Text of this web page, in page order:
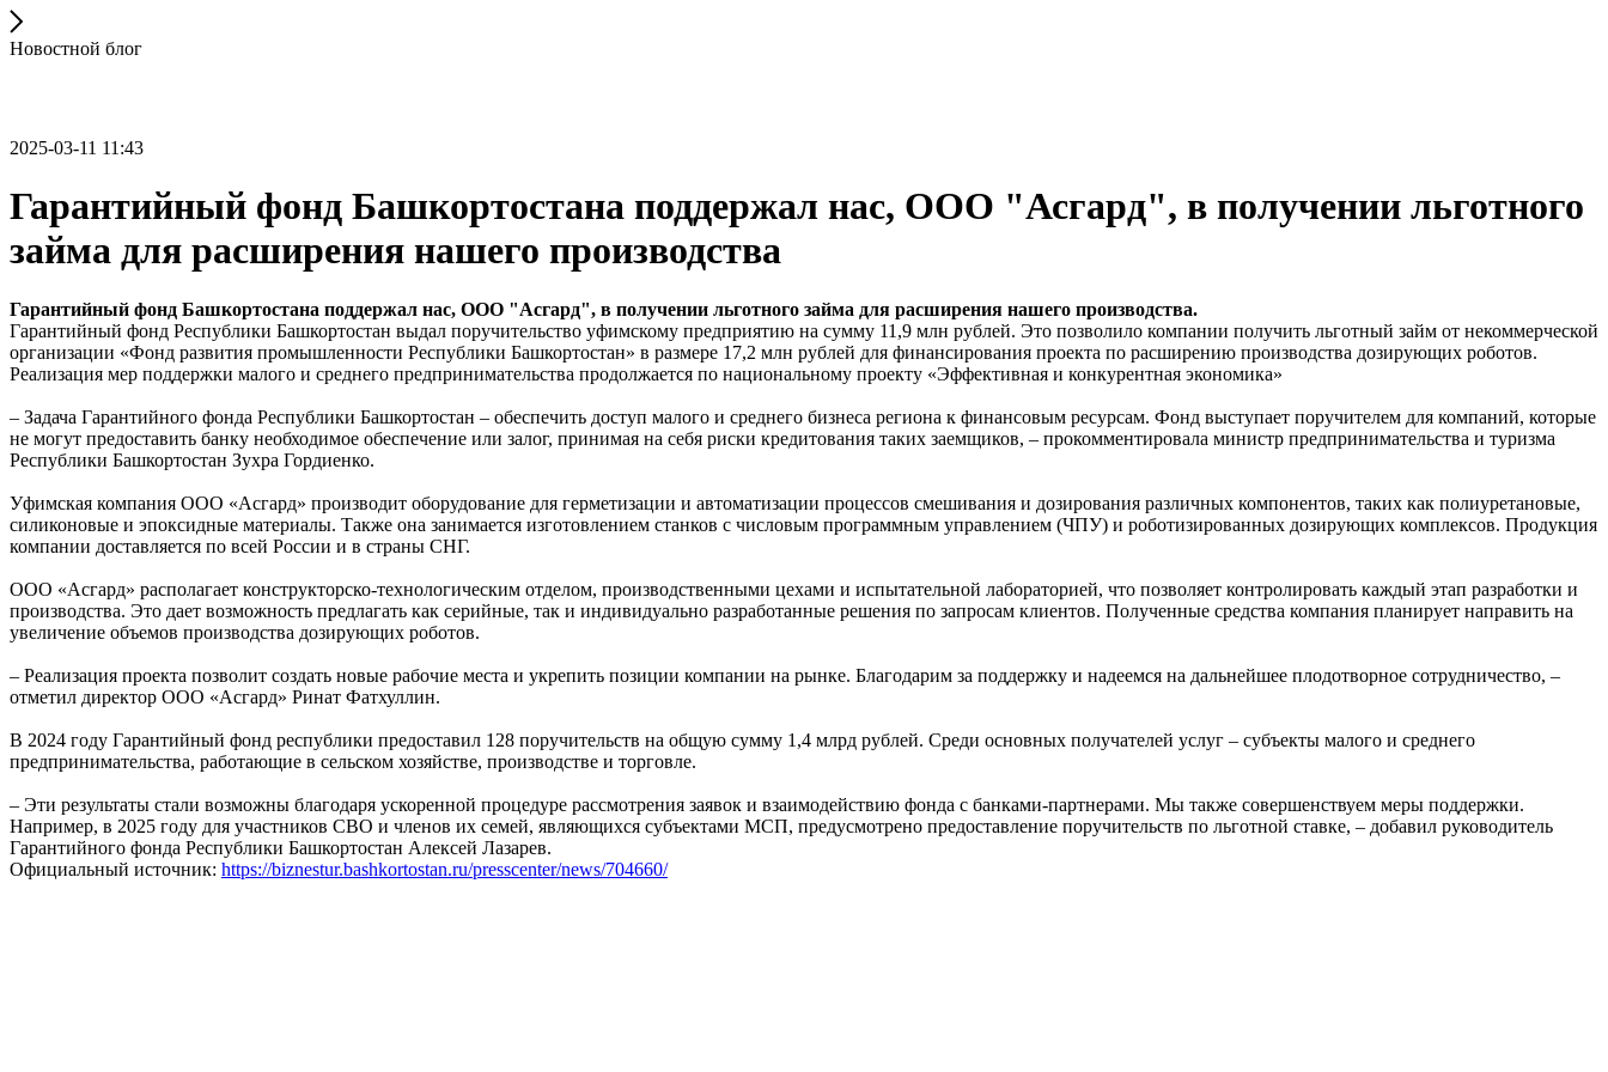
Новостной блог
2025-03-11 11:43
Гарантийный фонд Башкортостана поддержал нас, ООО "Асгард", в получении льготного
займа для расширения нашего производства
Гарантийный фонд Башкортостана поддержал нас, ООО "Асгард", в получении льготного займа для расширения нашего производства.
Гарантийный фонд Республики Башкортостан выдал поручительство уфимскому предприятию на сумму 11,9 млн рублей. Это позволило компании получить льготный займ от некоммерческой
организации «Фонд развития промышленности Республики Башкортостан» в размере 17,2 млн рублей для финансирования проекта по расширению производства дозирующих роботов.
Реализация мер поддержки малого и среднего предпринимательства продолжается по национальному проекту «Эффективная и конкурентная экономика»
– Задача Гарантийного фонда Республики Башкортостан – обеспечить доступ малого и среднего бизнеса региона к финансовым ресурсам. Фонд выступает поручителем для компаний, которые
не могут предоставить банку необходимое обеспечение или залог, принимая на себя риски кредитования таких заемщиков, – прокомментировала министр предпринимательства и туризма
Республики Башкортостан Зухра Гордиенко.
Уфимская компания ООО «Асгард» производит оборудование для герметизации и автоматизации процессов смешивания и дозирования различных компонентов, таких как полиуретановые,
силиконовые и эпоксидные материалы. Также она занимается изготовлением станков с числовым программным управлением (ЧПУ) и роботизированных дозирующих комплексов. Продукция
компании доставляется по всей России и в страны СНГ.
ООО «Асгард» располагает конструкторско-технологическим отделом, производственными цехами и испытательной лабораторией, что позволяет контролировать каждый этап разработки и
производства. Это дает возможность предлагать как серийные, так и индивидуально разработанные решения по запросам клиентов. Полученные средства компания планирует направить на
увеличение объемов производства дозирующих роботов.
– Реализация проекта позволит создать новые рабочие места и укрепить позиции компании на рынке. Благодарим за поддержку и надеемся на дальнейшее плодотворное сотрудничество, –
отметил директор ООО «Асгард» Ринат Фатхуллин.
В 2024 году Гарантийный фонд республики предоставил 128 поручительств на общую сумму 1,4 млрд рублей. Среди основных получателей услуг – субъекты малого и среднего
предпринимательства, работающие в сельском хозяйстве, производстве и торговле.
– Эти результаты стали возможны благодаря ускоренной процедуре рассмотрения заявок и взаимодействию фонда с банками-партнерами. Мы также совершенствуем меры поддержки.
Например, в 2025 году для участников СВО и членов их семей, являющихся субъектами МСП, предусмотрено предоставление поручительств по льготной ставке, – добавил руководитель
Гарантийного фонда Республики Башкортостан Алексей Лазарев.
Официальный источник: https://biznestur.bashkortostan.ru/presscenter/news/704660/